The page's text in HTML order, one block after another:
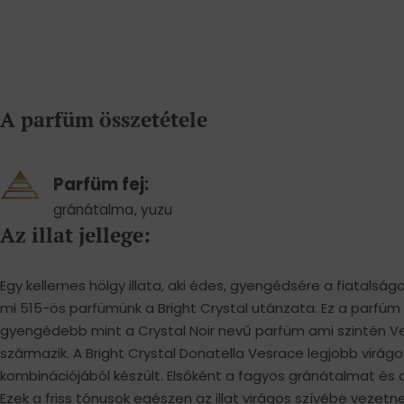
A parfüm összetétele
Parfüm fej:
gránátalma, yuzu
Az illat jellege:
Egy kellemes hölgy illata, aki édes, gyengédsére a
mi 515-ös parfümünk a Bright Crystal utánzata. Ez a
gyengédebb mint a Crystal Noir nevű parfüm ami szintén
származik. A Bright Crystal Donatella Vesrace legjobb
kombinációjából készült. Elsőként a fagyos gránátalmat és
Ezek a friss tónusok egészen az illat virágos szívébe